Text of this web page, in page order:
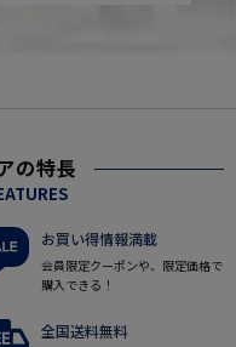
の特長
お買い得情報満載
会員限定クーポンや、限定価格で
購入できる！
全国送料無料